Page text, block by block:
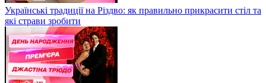
Українські традиції на Різдво: як правильно прикрасити стіл та
які страви зробити